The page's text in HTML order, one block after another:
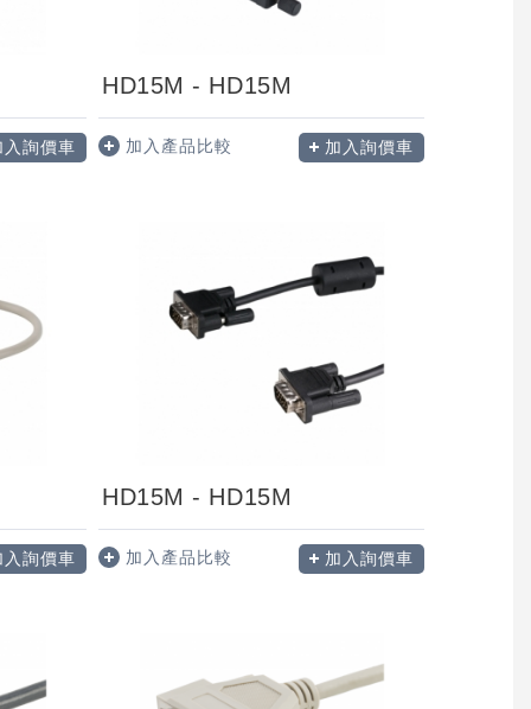
入詢價車
HD15M - HD15M
加入產品比較 加入詢價車
入詢價車
HD15M - HD15M
加入產品比較 加入詢價車